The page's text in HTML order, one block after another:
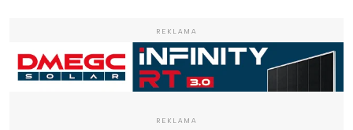
REKLAMA
REKLAMA